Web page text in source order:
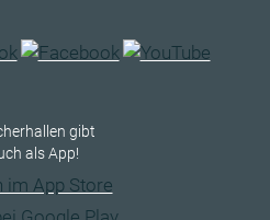
gibt
als App!